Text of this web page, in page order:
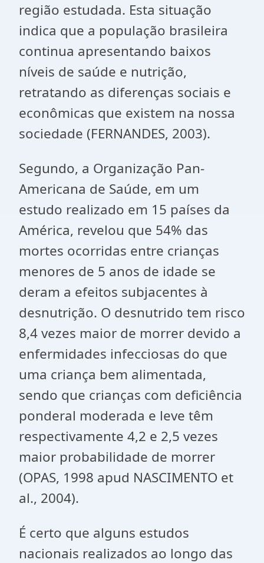
região estudada. Esta situação
indica que a população brasileira
continua apresentando baixos
níveis de saúde e nutrição,
retratando as diferenças sociais e
econômicas que existem na nossa
sociedade (FERNANDES, 2003).
Segundo, a Organização Pan-
Americana de Saúde, em um
estudo realizado em 15 países da
América, revelou que 54% das
mortes ocorridas entre crianças
menores de 5 anos de idade se
deram a efeitos subjacentes à
desnutrição. O desnutrido tem risco
8,4 vezes maior de morrer devido a
enfermidades infecciosas do que
uma criança bem alimentada,
sendo que crianças com deficiência
ponderal moderada e leve têm
respectivamente 4,2 e 2,5 vezes
maior probabilidade de morrer
(OPAS, 1998 apud NASCIMENTO et
al., 2004).
É certo que alguns estudos
nacionais realizados ao longo das